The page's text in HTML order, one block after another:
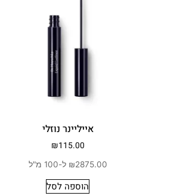
אייליינר נוזלי
₪115.00
₪2875.00 ל-100 מ"ל
הוספה לסל